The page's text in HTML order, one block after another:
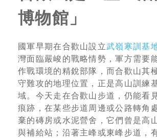
博物館」
國軍早期在合歡山設立武嶺寒訓基
灣面臨嚴峻的戰略情勢，軍方需要
作戰環境的精銳部隊，而合歡山其
守難攻的地理位置，正是高山訓練
域。今天走在合歡山步道，仍能看
痕跡，在某些步道周邊或公路轉角
棄的磚房或水泥營舍，它們曾是高
與補給站；沿著主峰或東峰步道，